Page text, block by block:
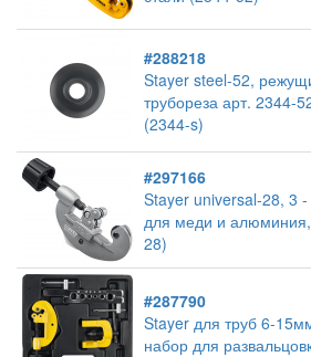
#288218
Stayer steel-52,
трубореза арт. 2344-
(2344-s)
#297166
Stayer universal-28, 3
для меди и
28)
#287790
Stayer для труб 6-
набор для